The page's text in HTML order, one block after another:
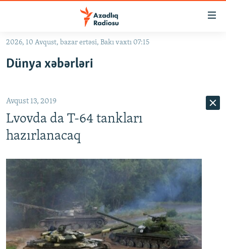
Əsas
qayıt
qayıt
Axtarışa
keç
#İZAHLA
#ƏSLINDƏ
ARAŞDIRMA
MULTIMEDIA
FOTOQALEREYA
İNFOQRAFIKA
RADIO ARXIV
AZƏRBAYCAN ƏDƏBIYYATI KITABXANASI
HAQQIMIZDA
MISSIYAMIZ
BIZI IZLƏ
2026, 10 Avqust, bazar ertəsi, Bakı vaxtı 07:15
Dünya xəbərləri
Avqust 13, 2019
Lvovda da T-64 tankları
hazırlanacaq